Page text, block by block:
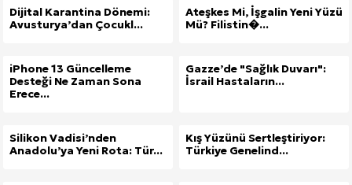
Dijital Karantina Dönemi:
Avusturya’dan Çocukl...
Ateşkes Mi, İşgalin Yeni Yüzü
Mü? Filistin�...
iPhone 13 Güncelleme
Desteği Ne Zaman Sona
Erece...
Gazze’de "Sağlık Duvarı":
İsrail Hastaların...
Silikon Vadisi’nden
Anadolu’ya Yeni Rota: Tür...
Kış Yüzünü Sertleştiriyor:
Türkiye Genelind...